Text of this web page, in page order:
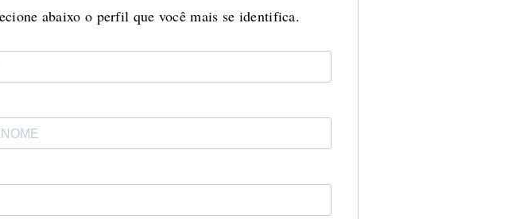
abaixo o perfil que você mais se identifica.